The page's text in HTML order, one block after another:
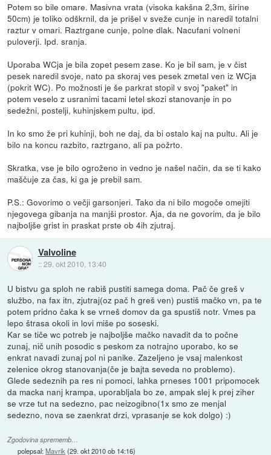
Potem so bile omare. Masivna vrata (visoka kakšna 2,3m, širine
50cm) je toliko odškrnil, da je prišel v sveže cunje in naredil totalni
raztur v omari. Raztrgane cunje, polne dlak. Nacufani volneni
puloverji. Ipd. sranja.
Uporaba WCja je bila zopet pesem zase. Ko je bil sam, je v čist
pesek naredil svoje, nato pa skoraj ves pesek zmetal ven iz WCja
(pokrit WC). Po možnosti je še parkrat stopil v svoj "paket" in
potem veselo z usranimi tacami letel skozi stanovanje in po
sedežni, postelji, kuhinjskem pultu, ipd.
In ko smo že pri kuhinji, boh ne daj, da bi ostalo kaj na pultu. Ali je
bilo na koncu razbito, raztrgano, ali pa požrto.
Skratka, vse je bilo ogroženo in vedno je našel način, da se ti kako
maščuje za čas, ki ga je prebil sam.
P.S.: Govorimo o večji garsonjeri. Tako da ni bilo mogoče omejiti
njegovega gibanja na manjši prostor. Aja, da ne govorim, da je bilo
najboljše grist in praskat prste ob 4ih zjutraj.
Valvoline
::29. okt 2010, 13:40
U bistvu ga sploh ne rabiš pustiti samega doma. Pač če greš v
službo, na fax itn, zjutraj(oz pač h greš ven) pustiš mačko vn, pa te
potem pridno čaka k se vrneš domov da ga spustiš notr. Vmes pa
lepo štrasa okoli in lovi miše po soseski.
Kar se tiče wc potreb je najboljše mačko navadit da to počne
zunaj, nič unih posodic s peskom za notrajno uporabo, ko se
enkrat navadi zunaj pol ni panike. Zazeljeno je vsaj malenkost
zelenice okrog stanovanja(če je bajta seveda no problemo).
Glede sedeznih pa res ni pomoci, lahka prneses 1001 pripomocek
da macka nanj krampa, uporabljala bo ze, ampak slej k prej ziher
se vrze tut na sedezno, pac neizogibno(1x smo ze menjal
sedezno, nova se zaenkrat drzi, vprasanje se kok dolgo) :)
Zgodovina sprememb…
polepsal:Mavrik(29. okt 2010 ob 14:16)